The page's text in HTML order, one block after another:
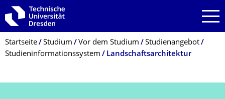
Zur Hauptnavigation springen
Zur Suche springen
Zum Inhalt springen
Breadcrumb-Menü
Startseite Studium Vor dem Studium
Studienangebot
Studieninformationssystem
Landschaftsarchitektur